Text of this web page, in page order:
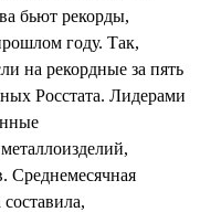
бьют рекорды,
году. Так,
на рекордные за пять
Росстата. Лидерами
Среднемесячная